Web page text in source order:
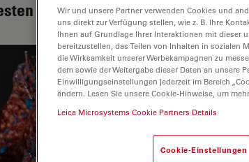
Artikel
Wir und unsere Partner verwenden Cookies und
uns direkt zur Verfügung stellen, wie z. B. Ihre
Ihnen auf Grundlage Ihrer Interaktionen mit dieser
bereitzustellen, das Teilen von Inhalten in sozialen
die Wirksamkeit unserer Werbekampagnen zu
dem sowie der Weitergabe dieser Daten an unsere
Einwilligungseinstellungen jederzeit im Bereich
ändern. Lesen Sie unsere Cookie-Hinweise, um
Leica Microsystems Cookie Partners Details
Cookie-Einstellungen